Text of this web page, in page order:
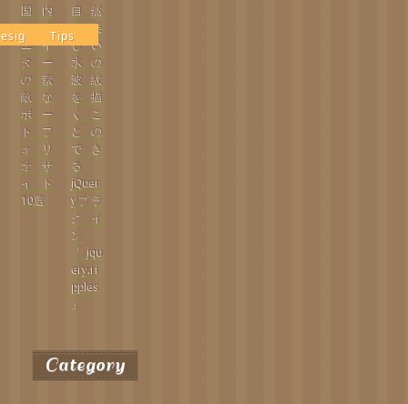
国内
クリ
エイ
ター
の素
敵な
ポー
トフ
ォリ
オサ
イト
10選
Tips
自然
で美
しい
水の
波紋
を描
くこ
との
でき
る
jQuer
yプラ
グイ
ン
「jqu
ery.ri
pples
」
Category